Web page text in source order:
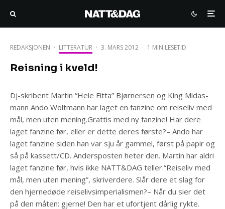
REDAKSJONEN · LITTERATUR · 3. MARS 2012 · 1 MIN LESETID
Reisning i kveld!
Dj-skribent Martin “Hele Fitta” Bjørnersen og King Midas-
mann Ando Woltmann har laget en fanzine om reiseliv med
mål, men uten mening.Grattis med ny fanzine! Har dere
laget fanzine før, eller er dette deres første?– Ando har
laget fanzine siden han var sju år gammel, først på papir og
så på kassett/CD. Andersposten heter den. Martin har aldri
laget fanzine før, hvis ikke NATT&DAG teller.“Reiseliv med
mål, men uten mening”, skriverdere. Slår dere et slag for
den hjernedøde reiselivsimperialismen?– Når du sier det
på den måten: gjerne! Den har et ufortjent dårlig rykte.